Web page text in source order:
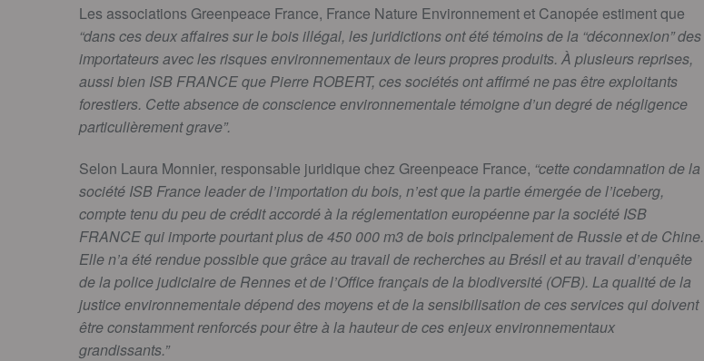
Les associations Greenpeace France, France Nature Environnement et Canopée estiment que
“dans ces deux affaires sur le bois illégal, les juridictions ont été témoins de la “déconnexion” des
importateurs avec les risques environnementaux de leurs propres produits. À plusieurs reprises,
aussi bien ISB FRANCE que Pierre ROBERT, ces sociétés ont affirmé ne pas être exploitants
forestiers. Cette absence de conscience environnementale témoigne d’un degré de négligence
particulièrement grave”.
Selon Laura Monnier, responsable juridique chez Greenpeace France, “cette condamnation de la
société ISB France leader de l’importation du bois, n’est que la partie émergée de l’iceberg,
compte tenu du peu de crédit accordé à la réglementation européenne par la société ISB
FRANCE qui importe pourtant plus de 450 000 m3 de bois principalement de Russie et de Chine.
Elle n’a été rendue possible que grâce au travail de recherches au Brésil et au travail d’enquête
de la police judiciaire de Rennes et de l’Office français de la biodiversité (OFB). La qualité de la
justice environnementale dépend des moyens et de la sensibilisation de ces services qui doivent
être constamment renforcés pour être à la hauteur de ces enjeux environnementaux
grandissants.”